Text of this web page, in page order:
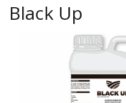
Black Up